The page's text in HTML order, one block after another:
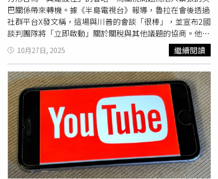
這些議題確實已被委員會審視，並已針對阿拉伯語部及長篇
新聞單位採取措施。他承認「《BBC》偶有錯誤」，但強調
會在必要時進行紀律處分、修訂指引並公開更正。對此，英
國首相施凱爾（Keir Starmer）的發言人表示，政府不認為
《BBC》「制度性偏見或腐敗」，並強調政府仍支持這家公
共媒體。發言人指出：「顯然這起事件存在錯誤，總裁與特
尼斯已承擔責任。重要的是《BBC》繼續維持其一貫的高標
準與國際聲譽。」此外，保守黨領袖貝登諾克（Kemi
Badenoch）批評《BBC》「長期存在嚴重問題」，稱此次
紀錄片事件是「真正的麻煩」。自由民主黨黨魁戴維（Ed
Davey）則反嗆川普「想摧毀《BBC》並奪取我們的資
金」，同時指責英國改革黨（Reform UK）領袖法拉吉
（Nigel Farage）「助長」川普的攻擊。據悉，法拉吉曾在
倫敦記者會上透露與川普的對話內容，稱川普問他：「這就
是你們對待最親密盟友的方式嗎？」這並非川普首次以誹謗
雖然確實犯下錯誤，但近期關於《BBC》新聞部存在制度性
偏見的指控是不正確的。」2人同日請辭在《BBC》歷史上
極為罕見，英國政治領袖們紛紛回應，期望此舉能為機構帶
來改革契機。川普本人則在社群平台上發文，稱「《BBC》
的高層辭職或被開除，是因為他們被抓到竄改我那場完美的
演說」。他批評《BBC》「試圖干預美國總統大選，這是對
民主的可怕背叛。」《每日電訊報》披露的備忘錄由前
《BBC》編輯標準委員會外部顧問普雷斯科特（Michael
Prescott）撰寫，他於今年6月離職。文件不僅揭露了川普
演說剪輯問題，還指出《BBC》阿拉伯語頻道（BBC
Arabic）在報導以哈戰爭時存在「系統性偏見」，但管理層
對此未採取行動。普雷斯科特同時批評《BBC》在性別與跨
性別議題上的報導「被特定LGBT專題記者主導，傾向於親
跨性別立場」，導致部分議題被「實質審查」（effectively
censored）。他在備忘錄中坦言，對《BBC》高層「面對
巴關係帶來轉機。據《半島電視台》報導，魯拉在會後透過
社群平台X發文稱，這場與川普的會談「很棒」，並宣布2國
談判團隊將「立即啟動」關於關稅與其他議題的協商。他強
調：「我們同意雙方團隊立即會晤，推進解決關稅問題與對
巴西官員的制裁措施。」報導補充，美國在7月將巴西輸美
的政治問題。川普曾將該制裁與巴西前總統波索納洛（Jair
Bolsonaro）「遭政治迫害」的指控相連結。這位被稱為
「巴西版川普」的極右翼前總統，曾在2022年敗選後策劃
政變，遭判處27年重刑。波索納洛的支持者當時仿效川粉在
2021年1月6日發起的國會山莊暴動 ，於巴西首都政治核心
區引發動亂。美國政府干預巴西內政及司法的行動，還包括
對多位巴西官員實施制裁，例如主審波索納洛案件、導致其
被定罪的巴西聯邦最高法院大法官德莫賴斯（Alexandre de
Moraes）。對此，魯拉曾直言美國大幅加徵關稅是「錯誤
10月27日, 2025 繼續閱讀